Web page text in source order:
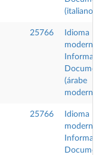
(italiano)
25766
Idioma
moderno
(árabe
moderno)
25766
Idioma
moderno